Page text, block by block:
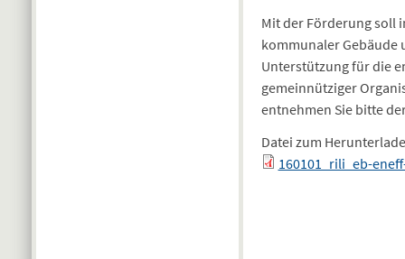
Mit der Förderung soll
kommunaler Gebäude
Unterstützung für die
gemeinnütziger
entnehmen Sie bitte
Datei zum
160101_rili_eb-